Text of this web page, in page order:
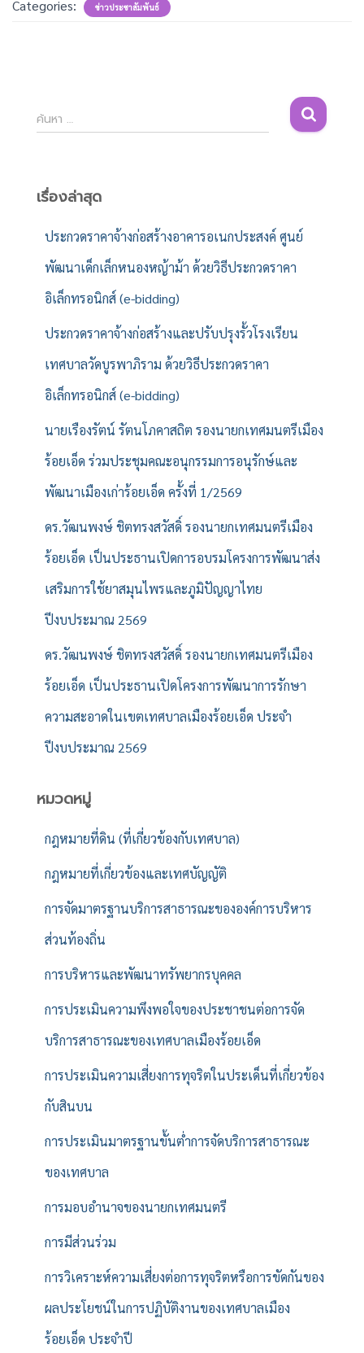
Categories: ข่าวประชาสัมพันธ์
ค้
น
สำ
ค้นหา …
เรื่องล่าสุด
ประกวดราคาจ้างก่อสร้างอาคารอเนกประสงค์ ศูนย์
พัฒนาเด็กเล็กหนองหญ้าม้า ด้วยวิธีประกวดราคา
อิเล็กทรอนิกส์ (e-bidding)
ประกวดราคาจ้างก่อสร้างและปรับปรุงรั้วโรงเรียน
เทศบาลวัดบูรพาภิราม ด้วยวิธีประกวดราคา
อิเล็กทรอนิกส์ (e-bidding)
นายเรืองรัตน์ รัตนโภคาสถิต รองนายกเทศมนตรีเมือง
ร้อยเอ็ด ร่วมประชุมคณะอนุกรรมการอนุรักษ์และ
พัฒนาเมืองเก่าร้อยเอ็ด ครั้งที่ 1/2569
ดร.วัฒนพงษ์ ชิตทรงสวัสดิ์ รองนายกเทศมนตรีเมือง
ร้อยเอ็ด เป็นประธานเปิดการอบรมโครงการพัฒนาส่ง
เสริมการใช้ยาสมุนไพรและภูมิปัญญาไทย
ปีงบประมาณ 2569
ดร.วัฒนพงษ์ ชิตทรงสวัสดิ์ รองนายกเทศมนตรีเมือง
ร้อยเอ็ด เป็นประธานเปิดโครงการพัฒนาการรักษา
ความสะอาดในเขตเทศบาลเมืองร้อยเอ็ด ประจำ
ปีงบประมาณ 2569
หมวดหมู่
กฎหมายที่ดิน (ที่เกี่ยวข้องกับเทศบาล)
กฎหมายที่เกี่ยวข้องและเทศบัญญัติ
การจัดมาตรฐานบริการสาธารณะขององค์การบริหาร
ส่วนท้องถิ่น
การบริหารและพัฒนาทรัพยากรบุคคล
การประเมินความพึงพอใจของประชาชนต่อการจัด
บริการสาธารณะของเทศบาลเมืองร้อยเอ็ด
การประเมินความเสี่ยงการทุจริตในประเด็นที่เกี่ยวข้อง
กับสินบน
การประเมินมาตรฐานขั้นต่ำการจัดบริการสาธารณะ
ของเทศบาล
การมอบอำนาจของนายกเทศมนตรี
การมีส่วนร่วม
การวิเคราะห์ความเสี่ยงต่อการทุจริตหรือการขัดกันของ
ผลประโยชน์ในการปฏิบัติงานของเทศบาลเมือง
ร้อยเอ็ด ประจำปี